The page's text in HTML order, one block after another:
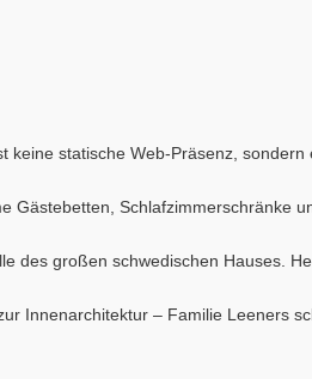
keine statische Web-Präsenz, sondern
Gästebetten, Schlafzimmerschränke
des großen schwedischen Hauses.
Innenarchitektur – Familie Leeners